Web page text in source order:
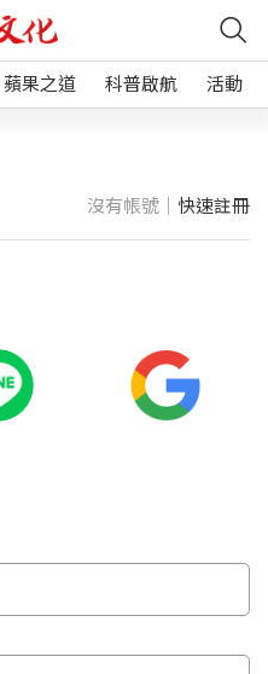
蘋果之道 科普啟航 活動
沒有帳號｜ 快速註冊